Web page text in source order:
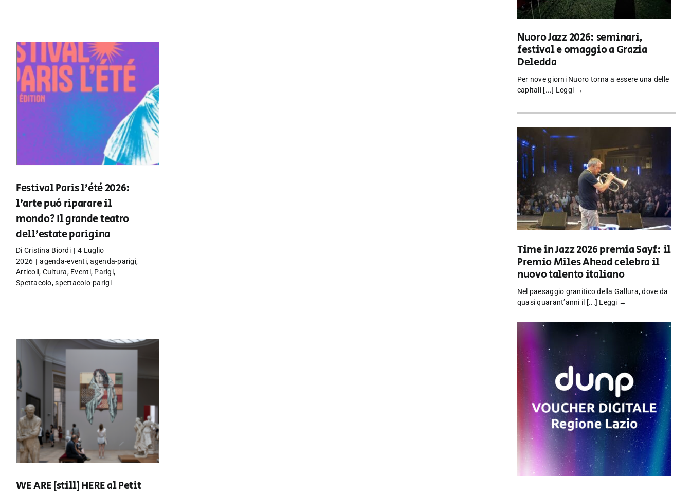
Festival Paris l’été 2026:
l’arte può riparare il
mondo? Il grande teatro
dell’estate parigina
Di Cristina Biordi | 4 Luglio
2026 | agenda-eventi,agenda-parigi,
Articoli, Cultura, Eventi, Parigi,
Spettacolo,spettacolo-parigi
WE ARE [still] HERE al Petit
Nuoro Jazz 2026: seminari,
festival e omaggio a Grazia
Deledda
Per nove giorni Nuoro torna a essere una delle
capitali [...] Leggi →
Time in Jazz 2026 premia Sayf: il
Premio Miles Ahead celebra il
nuovo talento italiano
Nel paesaggio granitico della Gallura, dove da
quasi quarant’anni il [...] Leggi →